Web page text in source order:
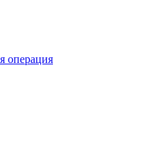
операция